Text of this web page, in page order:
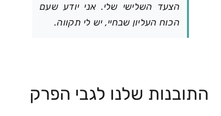
הצעד השלישי שלי. אני יודע שעם
הכוח העליון שבחיי, יש לי תקווה.
התובנות שלנו לגבי הפרק